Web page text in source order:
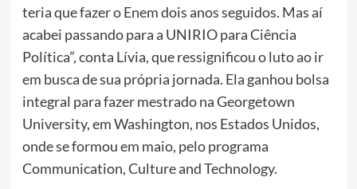
teria que fazer o Enem dois anos seguidos. Mas aí
acabei passando para a UNIRIO para Ciência
Política”, conta Lívia, que ressignificou o luto ao ir
em busca de sua própria jornada. Ela ganhou bolsa
integral para fazer mestrado na Georgetown
University, em Washington, nos Estados Unidos,
onde se formou em maio, pelo programa
Communication, Culture and Technology.